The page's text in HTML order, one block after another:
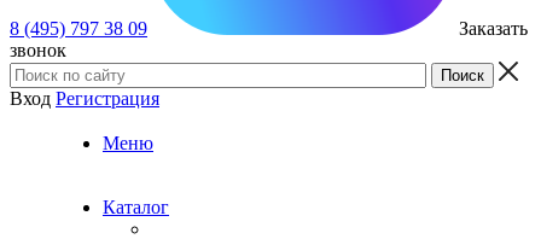
8 (495) 797 38 09
Заказать
звонок
Вход Регистрация
Меню
Каталог